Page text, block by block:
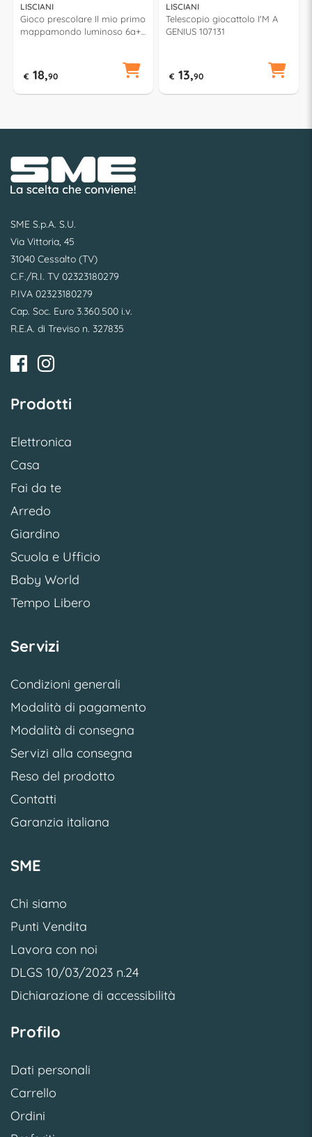
LISCIANI
Gioco prescolare Il mio primo
mappamondo luminoso 6a+
€ 18,90
LISCIANI
Telescopio giocattolo I'M A
GENIUS 107131
€ 13,90
SME S.p.A. S.U.
Via Vittoria, 45
31040 Cessalto (TV)
C.F./R.I. TV 02323180279
P.IVA 02323180279
Cap. Soc. Euro 3.360.500 i.v.
R.E.A. di Treviso n. 327835
Prodotti
Elettronica
Casa
Fai da te
Arredo
Giardino
Scuola e Ufficio
Baby World
Tempo Libero
Servizi
Condizioni generali
Modalità di pagamento
Modalità di consegna
Servizi alla consegna
Reso del prodotto
Contatti
Garanzia italiana
SME
Chi siamo
Punti Vendita
Lavora con noi
DLGS 10/03/2023 n.24
Dichiarazione di accessibilità
Profilo
Dati personali
Carrello
Ordini